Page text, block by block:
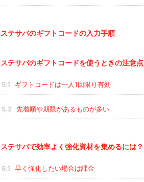
ステサバのギフトコードの入力手順
ステサバのギフトコードを使うときの注意点
5.1 ギフトコードは一人1回限り有効
5.2 先着順や期限があるものが多い
ステサバで効率よく強化資材を集めるには？
6.1 早く強化したい場合は課金